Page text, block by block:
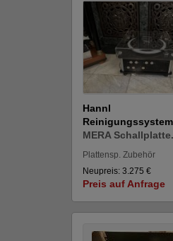
Hannl
MERA
Plattensp. Zubehör
Neupreis: 3.275 €
Preis auf Anfrage